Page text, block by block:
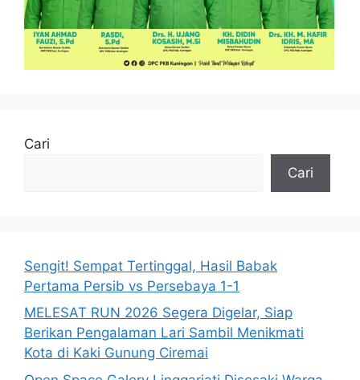
Cari
Cari
Sengit! Sempat Tertinggal, Hasil Babak
Pertama Persib vs Persebaya 1-1
MELESAT RUN 2026 Segera Digelar, Siap
Berikan Pengalaman Lari Sambil Menikmati
Kota di Kaki Gunung Ciremai